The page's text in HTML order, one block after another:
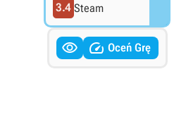
3.4 Steam
  Oceń Grę